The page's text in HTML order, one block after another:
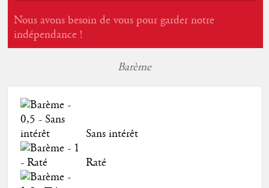
Nous avons besoin de vous pour garder notre
indépendance !
Barème
Sans intérêt
Raté